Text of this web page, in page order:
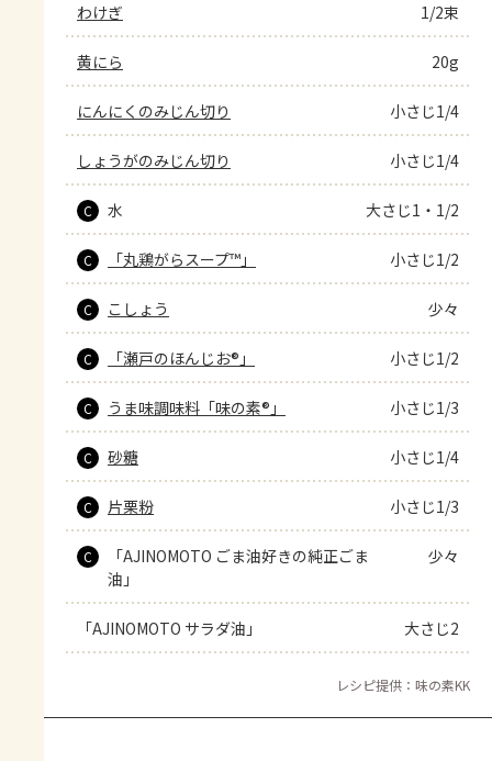
わけぎ 1/2束
黄にら 20g
にんにくのみじん切り 小さじ1/4
しょうがのみじん切り 小さじ1/4
C 水 大さじ1・1/2
C 「丸鶏がらスープ™」 小さじ1/2
C こしょう 少々
C 「瀬戸のほんじお®」 小さじ1/2
C うま味調味料「味の素®」 小さじ1/3
C 砂糖 小さじ1/4
C 片栗粉 小さじ1/3
C
「AJINOMOTO ごま油好きの純正ごま
油」
少々
「AJINOMOTO サラダ油」 大さじ2
レシピ提供：味の素KK